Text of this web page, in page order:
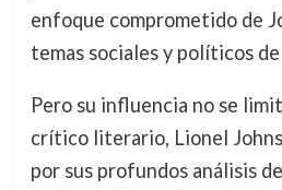
enfoque comprometido de
temas sociales y políticos
Pero su influencia no se
crítico literario, Lionel
por sus profundos análisis